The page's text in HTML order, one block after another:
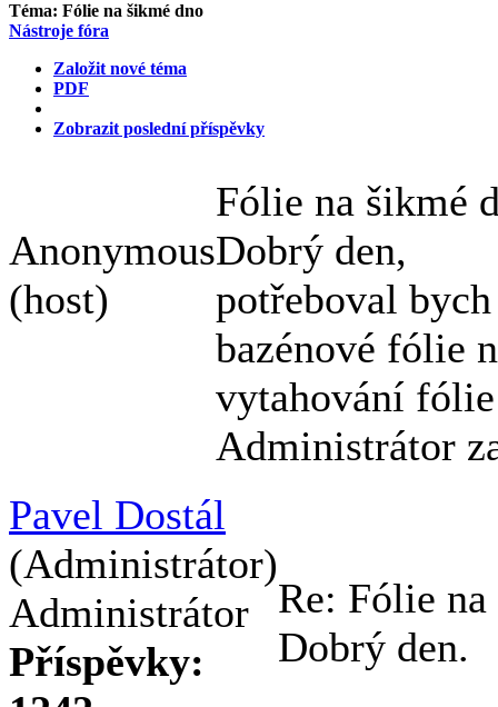
Téma: Fólie na šikmé dno
Nástroje fóra
Založit nové téma
PDF
Zobrazit poslední příspěvky
Anonymous
(host)
Fólie na šikmé
Dobrý den,
potřeboval
bazénové fólie
vytahování
Administrátor
Pavel Dostál
(Administrátor)
Administrátor
Příspěvky:
Re: Fólie
Dobrý den.